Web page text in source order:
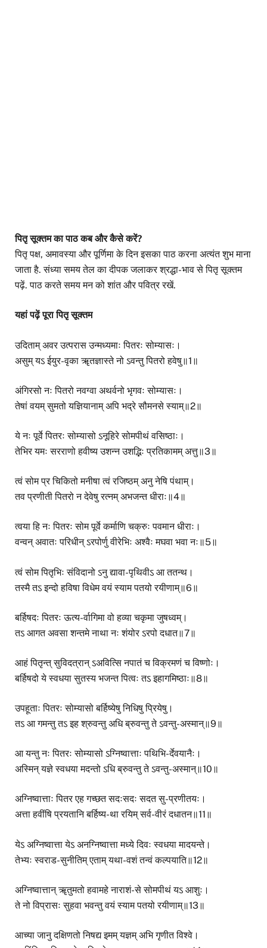
पितृ सूक्तम का पाठ कब और कैसे करें?
पितृ पक्ष, अमावस्या और पूर्णिमा के दिन इसका पाठ करना अत्यंत शुभ माना
जाता है. संध्या समय तेल का दीपक जलाकर श्रद्धा-भाव से पितृ सूक्तम
पढ़ें. पाठ करते समय मन को शांत और पवित्र रखें.
यहां पढ़ें पूरा पितृ सूक्तम
उदिताम् अवर उत्परास उन्मध्यमाः पितरः सोम्यासः।
असुम् यऽ ईयुर-वृका ॠतज्ञास्ते नो ऽवन्तु पितरो हवेषु॥1॥
अंगिरसो नः पितरो नवग्वा अथर्वनो भृगवः सोम्यासः।
तेषां वयम् सुमतो यज्ञियानाम् अपि भद्रे सौमनसे स्याम्॥2॥
ये नः पूर्वे पितरः सोम्यासो ऽनूहिरे सोमपीथं वसिष्ठाः।
तेभिर यमः सरराणो हवीष्य उशन्न उशद्भिः प्रतिकामम् अत्तु॥3॥
त्वं सोम प्र चिकितो मनीषा त्वं रजिष्ठम् अनु नेषि पंथाम्।
तव प्रणीती पितरो न देवेषु रत्नम् अभजन्त धीराः॥4॥
त्वया हि नः पितरः सोम पूर्वे कर्माणि चक्रुः पवमान धीराः।
वन्वन् अवातः परिधीन् ऽरपोर्णु वीरेभिः अश्वैः मघवा भवा नः॥5॥
त्वं सोम पितृभिः संविदानो ऽनु द्यावा-पृथिवीऽ आ ततन्थ।
तस्मै तऽ इन्दो हविषा विधेम वयं स्याम पतयो रयीणाम्॥6॥
बर्हिषदः पितरः ऊत्य-र्वागिमा वो हव्या चकृमा जुषध्वम्।
तऽ आगत अवसा शन्तमे नाथा नः शंयोर ऽरपो दधात॥7॥
आहं पितृन्त् सुविदत्रान् ऽअवित्सि नपातं च विक्रमणं च विष्णोः।
बर्हिषदो ये स्वधया सुतस्य भजन्त पित्वः तऽ इहागमिष्ठाः॥8॥
उपहूताः पितरः सोम्यासो बर्हिष्येषु निधिषु प्रियेषु।
तऽ आ गमन्तु तऽ इह श्रुवन्तु अधि ब्रुवन्तु ते ऽवन्तु-अस्मान्॥9॥
आ यन्तु नः पितरः सोम्यासो ऽग्निष्वात्ताः पथिभि-र्देवयानैः।
अस्मिन् यज्ञे स्वधया मदन्तो ऽधि ब्रुवन्तु ते ऽवन्तु-अस्मान्॥10॥
अग्निष्वात्ताः पितर एह गच्छत सदःसदः सदत सु-प्रणीतयः।
अत्ता हवींषि प्रयतानि बर्हिष्य-था रयिम् सर्व-वीरं दधातन॥11॥
येऽ अग्निष्वात्ता येऽ अनग्निष्वात्ता मध्ये दिवः स्वधया मादयन्ते।
तेभ्यः स्वराड-सुनीतिम् एताम् यथा-वशं तन्वं कल्पयाति॥12॥
अग्निष्वात्तान् ॠतुमतो हवामहे नाराशं-से सोमपीथं यऽ आशुः।
ते नो विप्रासः सुहवा भवन्तु वयं स्याम पतयो रयीणाम्॥13॥
आच्या जानु दक्षिणतो निषद्य इमम् यज्ञम् अभि गृणीत विश्वे।